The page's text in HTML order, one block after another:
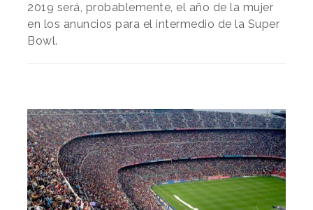
2019 será, probablemente, el año de la mujer
en los anuncios para el intermedio de la Super
Bowl.